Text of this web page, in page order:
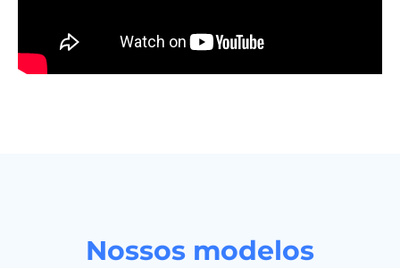
Nossos modelos